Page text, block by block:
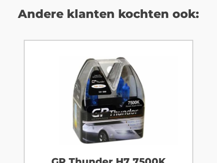
Andere klanten kochten ook: